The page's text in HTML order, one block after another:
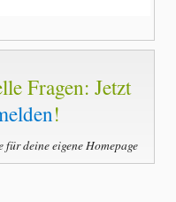
;
:10px;
:center;
;
;
{
;
Fragen: Jetzt
!
deine eigene Homepage